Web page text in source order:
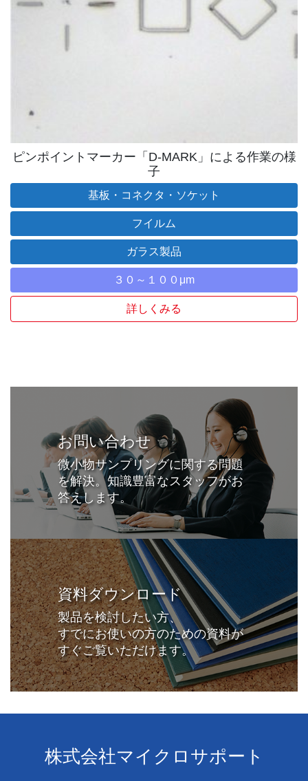
ピンポイントマーカー「D-MARK」による作業の様
子
基板・コネクタ・ソケット
フイルム
ガラス製品
３０～１００μm
詳しくみる
お問い合わせ
微小物サンプリングに関する問題
を解決。知識豊富なスタッフがお
答えします。
資料ダウンロード
製品を検討したい方、
すでにお使いの方のための資料が
すぐご覧いただけます。
株式会社マイクロサポート